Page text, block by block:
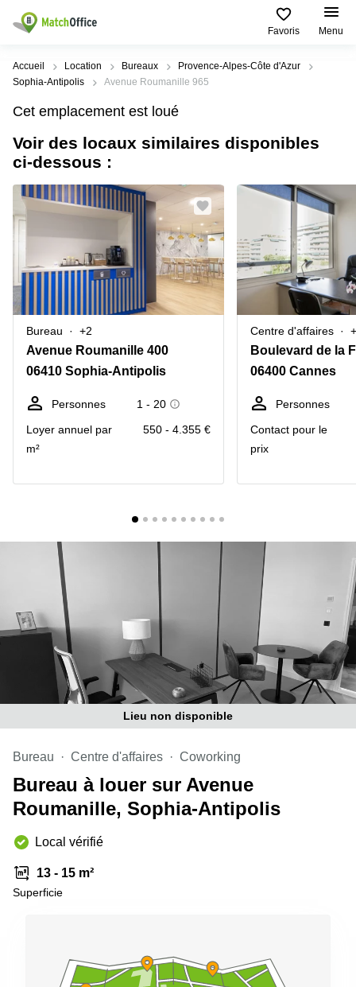
Favoris Menu
Rechercher / publier
Pages
de
Bureau
Centre
d’affaires
Coworking
Salles
de
Bureau
virtuel
Villes
Populaires
Paris
Lyon
Marseille
Toulouse
Strasbourg
Recherches
populaires
Centres
d'affaires
Location
bureau
Lille
Coworking
Paris
Lyon
Coworking
d'affaires
Coworking
Coworking
d'affaires
Location
bureaux
Paris
Centre
d'affaires
Montpellier
Aide
Qui sommes-nous?
Publier un local
Connexion
Accueil Location Bureaux
Provence-Alpes-Côte d'Azur
Sophia-Antipolis
Avenue Roumanille 965
Cet emplacement est loué
Voir des locaux similaires disponibles
ci-dessous :
Bureau +2
Avenue Roumanille 400
06410 Sophia-Antipolis
Personnes
1 - 20
Loyer annuel par
m²
550 - 4.355 €
Centre d'affaires
Boulevard de la
06400 Cannes
Personnes
Contact pour le
prix
Lieu non disponible
Bureau Centre d'affaires Coworking
Bureau à louer sur Avenue
Roumanille, Sophia-Antipolis
Local vérifié
13 - 15 m²
Superficie
Description Informations pratiques & Prestations